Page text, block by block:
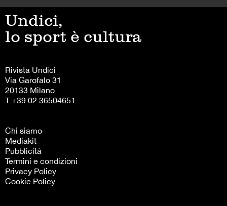
Undici,
lo sport è cultura
Rivista Undici
Via Garofalo 31
20133 Milano
T +39 02 36504651
Chi siamo
Mediakit
Pubblicità
Termini e condizioni
Privacy Policy
Cookie Policy